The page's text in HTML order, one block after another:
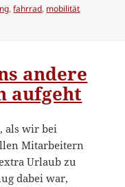
,fahrrad, mobilität
1.000 km
andere
aufgeht
als wir bei
Mitarbeitern
Urlaub zu
dabei war,